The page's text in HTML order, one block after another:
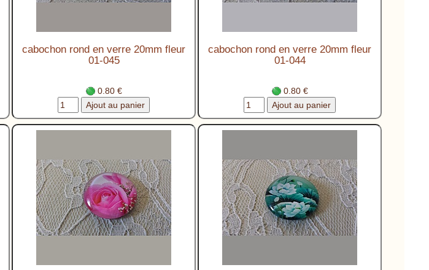
cabochon rond en verre 20mm fleur
01-045
0.80 €
cabochon rond en verre 20mm fleur
01-044
0.80 €